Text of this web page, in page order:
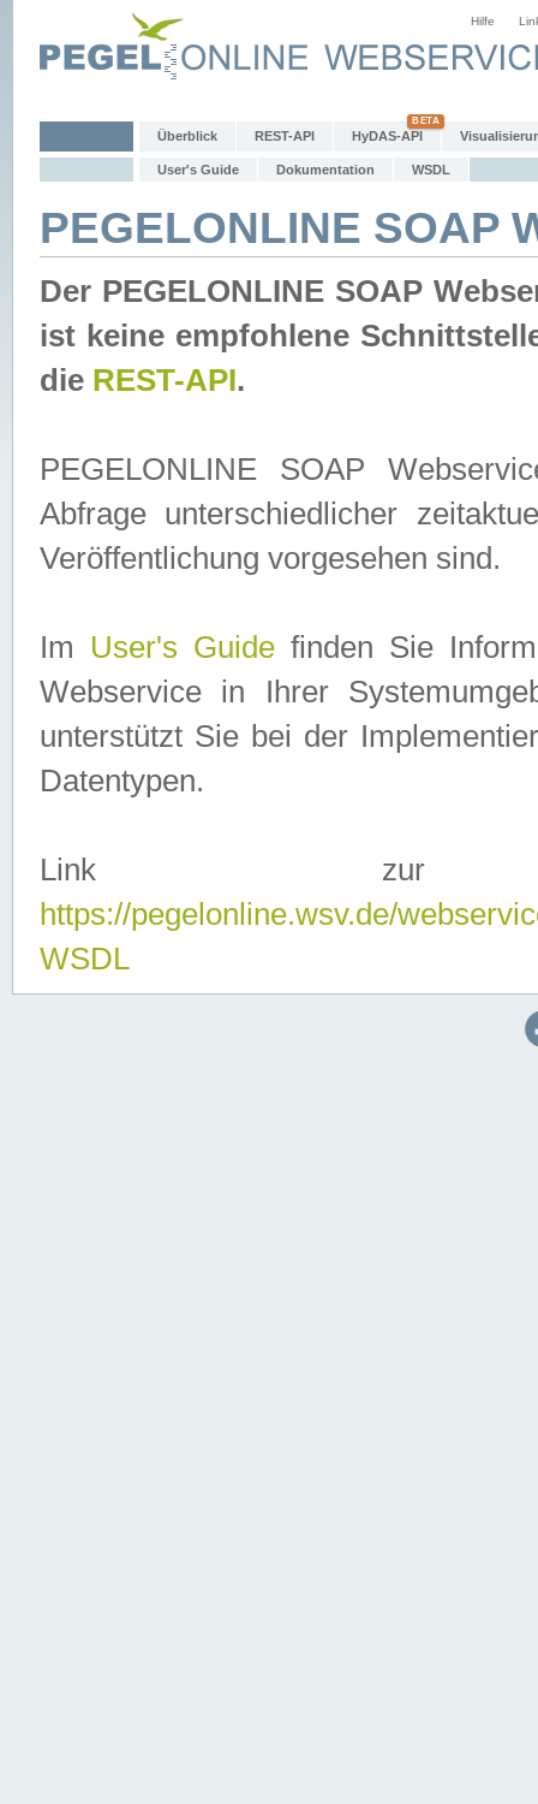
Hilfe
Überblick REST-API HyDAS-API
User's Guide Dokumentation WSDL
PEGELONLINE SOAP
Der PEGELONLINE SOAP
ist keine empfohlene
die REST-API.
PEGELONLINE SOAP
Abfrage unterschiedlicher
Veröffentlichung vorgesehen sind.
Im User's Guidefinden Sie
Webservice in Ihrer
unterstützt Sie bei der
Datentypen.
Link zur
https://pegelonline.wsv.de/
WSDL